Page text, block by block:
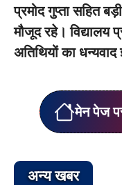
प्रमोद गुप्ता सहित
मौजूद रहे।
अतिथियों का धन्यवाद
मेन पेज
अन्य खबर